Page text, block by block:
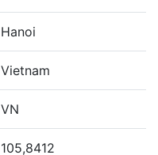
Hanoi
Vietnam
VN
105,8412